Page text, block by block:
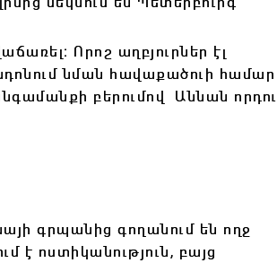
Որոշ աղբյուրներ էլ
նման հավաքածուի համար
բերումով Աննան որդու
գրպանից գողանում են ողջ
է ոստիկանություն, բայց